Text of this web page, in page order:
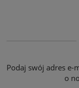
Podaj swój adres e-
o